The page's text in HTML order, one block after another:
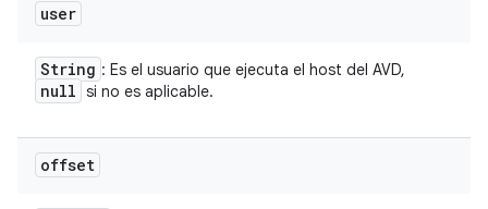
user
String : Es el usuario que ejecuta el host del AVD,
null si no es aplicable.
offset